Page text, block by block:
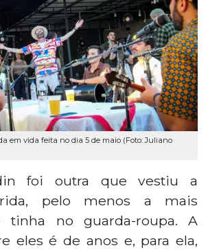
em vida feita no dia 5 de maio (Foto: Juliano
foi outra que vestiu a
pelo menos a mais
tinha no guarda-roupa. A
eles é de anos e, para ela,